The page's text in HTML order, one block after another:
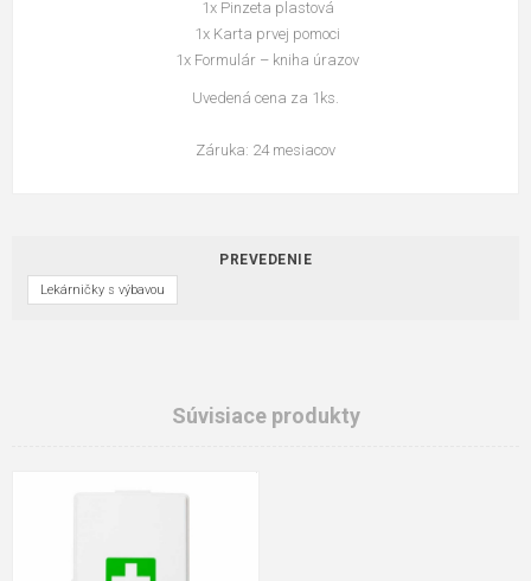
1x Pinzeta plastová
1x Karta prvej pomoci
1x Formulár – kniha úrazov
Uvedená cena za 1ks.
Záruka: 24 mesiacov
PREVEDENIE
Lekárničky s výbavou
Súvisiace produkty